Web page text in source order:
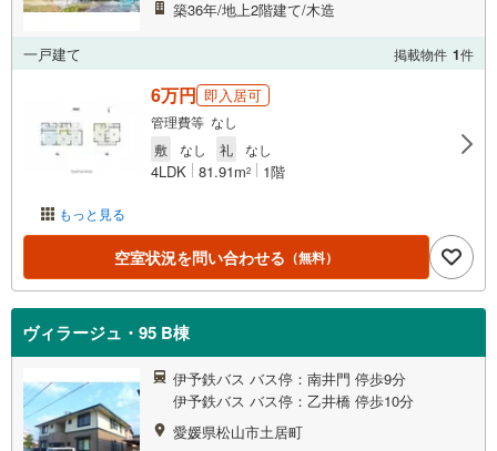
築36年/地上2階建て/木造
一戸建て 掲載物件 1件
もっと見る
6万円 即入居可
管理費等 なし
敷
なし 礼 なし
4LDK 81.91m2 1階
空室状況を問い合わせる （無料）
ヴィラージュ・95 B棟
伊予鉄バス バス停：南井門 停歩9分
伊予鉄バス バス停：乙井橋 停歩10分
愛媛県松山市土居町